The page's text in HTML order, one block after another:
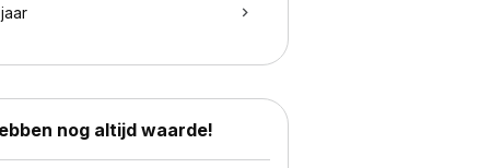
nog altijd waarde!